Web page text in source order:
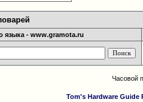
языка - www.gramota.ru
Часовой
Tom's Hardware Guide